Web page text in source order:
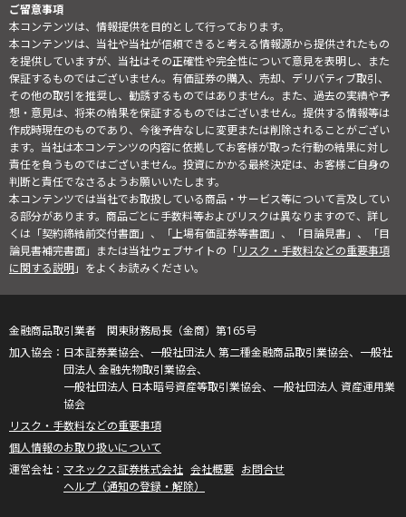
ご留意事項
本コンテンツは、情報提供を目的として行っております。
本コンテンツは、当社や当社が信頼できると考える情報源から提供されたもの
を提供していますが、当社はその正確性や完全性について意見を表明し、また
保証するものではございません。有価証券の購入、売却、デリバティブ取引、
その他の取引を推奨し、勧誘するものではありません。また、過去の実績や予
想・意見は、将来の結果を保証するものではございません。提供する情報等は
作成時現在のものであり、今後予告なしに変更または削除されることがござい
ます。当社は本コンテンツの内容に依拠してお客様が取った行動の結果に対し
責任を負うものではございません。投資にかかる最終決定は、お客様ご自身の
判断と責任でなさるようお願いいたします。
本コンテンツでは当社でお取扱している商品・サービス等について言及してい
る部分があります。商品ごとに手数料等およびリスクは異なりますので、詳し
くは「契約締結前交付書面」、「上場有価証券等書面」、「目論見書」、「目
論見書補完書面」または当社ウェブサイトの「リスク・手数料などの重要事項
に関する説明」をよくお読みください。
金融商品取引業者 関東財務局長（金商）第165号
日本証券業協会、一般社団法人 第二種金融商品取引業協会、一般社
団法人 金融先物取引業協会、
一般社団法人 日本暗号資産等取引業協会、一般社団法人 資産運用業
協会
リスク・手数料などの重要事項
個人情報のお取り扱いについて
マネックス証券株式会社 会社概要 お問合せ
ヘルプ（通知の登録・解除）